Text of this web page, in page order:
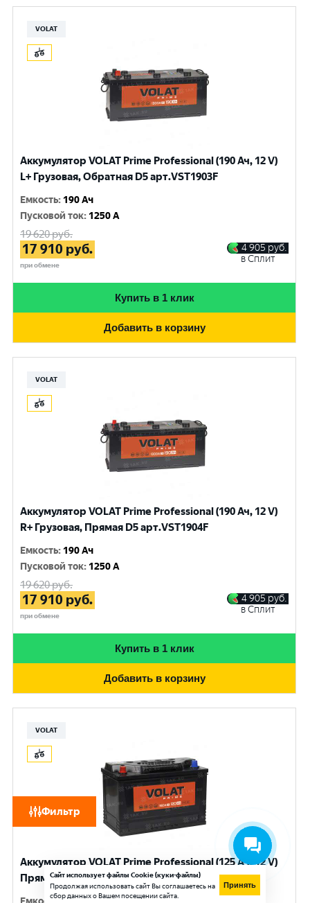
Фильтр
VOLAT
Аккумулятор VOLAT Prime Professional (190 Ач, 12 V)
L+ Грузовая, Обратная D5 арт.VST1903F
Емкость: 190 Ач
Пусковой ток: 1250 A
19 620руб.
17 910 руб.
при обмене
4 905 руб.
в Сплит
Купить в 1 клик
Добавить в корзину
VOLAT
Аккумулятор VOLAT Prime Professional (190 Ач, 12 V)
R+ Грузовая, Прямая D5 арт.VST1904F
Емкость: 190 Ач
Пусковой ток: 1250 A
19 620руб.
17 910 руб.
при обмене
4 905 руб.
в Сплит
Купить в 1 клик
Добавить в корзину
VOLAT
Аккумулятор VOLAT Prime Professional (125 Ач, 12 V)
Прямая, L+ D2 арт.VST1251
Сайт использует файлы Cookie (куки-файлы)
Продолжая использовать сайт Вы соглашаетесь на
сбор данных о Вашем посещении сайта.
Принять